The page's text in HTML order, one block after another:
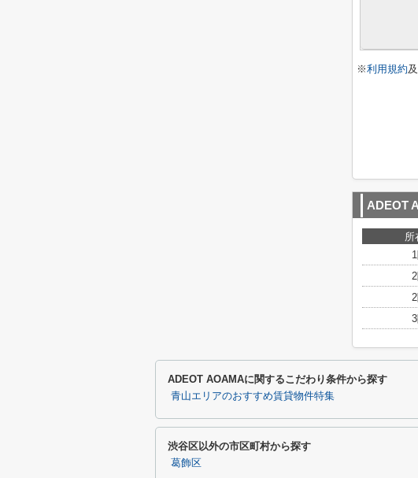
※利用規約
ADEOT
所
ADEOT AOAMAに関するこだわり条件から探す
青山エリアのおすすめ賃貸物件特集
渋谷区以外の市区町村から探す
葛飾区